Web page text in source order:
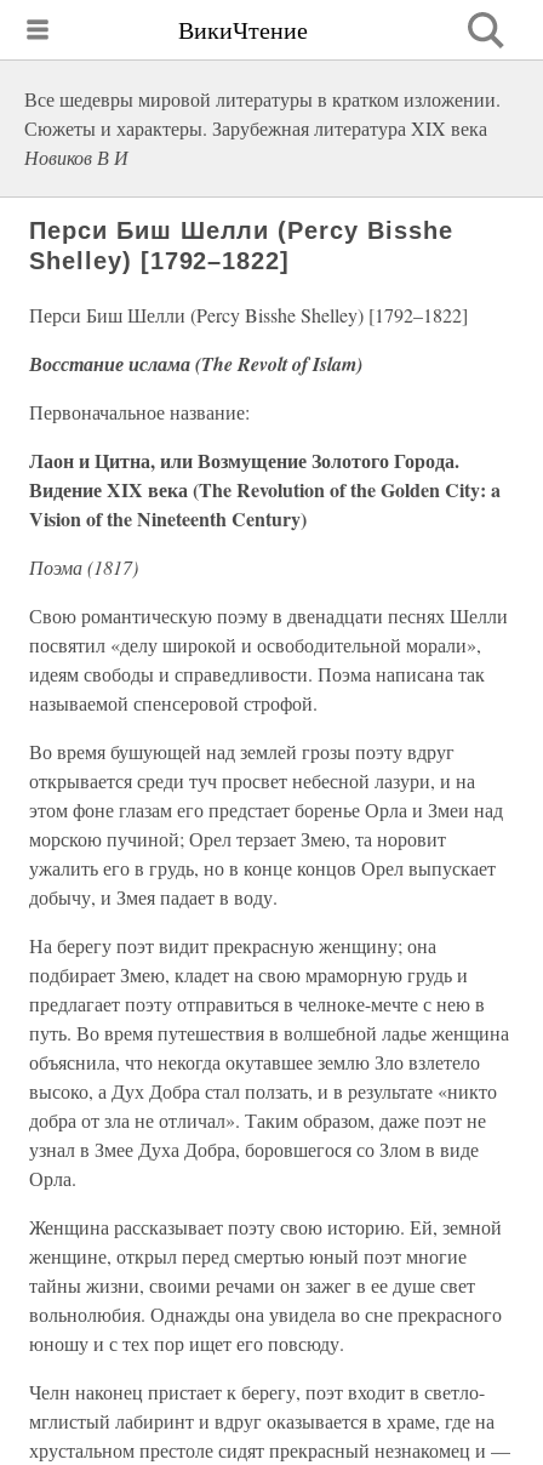
ВикиЧтение
Все шедевры мировой литературы в кратком изложении.
Сюжеты и характеры. Зарубежная литература XIX века
Новиков В И
Перси Биш Шелли (Percy Bisshe
Shelley) [1792–1822]
Перси Биш Шелли (Percy Bisshe Shelley) [1792–1822]
Восстание ислама (The Revolt of Islam)
Первоначальное название:
Лаон и Цитна, или Возмущение Золотого Города.
Видение XIX века (The Revolution of the Golden City: a
Vision of the Nineteenth Century)
Поэма (1817)
Свою романтическую поэму в двенадцати песнях Шелли
посвятил «делу широкой и освободительной морали»,
идеям свободы и справедливости. Поэма написана так
называемой спенсеровой строфой.
Во время бушующей над землей грозы поэту вдруг
открывается среди туч просвет небесной лазури, и на
этом фоне глазам его предстает боренье Орла и Змеи над
морскою пучиной; Орел терзает Змею, та норовит
ужалить его в грудь, но в конце концов Орел выпускает
добычу, и Змея падает в воду.
На берегу поэт видит прекрасную женщину; она
подбирает Змею, кладет на свою мраморную грудь и
предлагает поэту отправиться в челноке-мечте с нею в
путь. Во время путешествия в волшебной ладье женщина
объяснила, что некогда окутавшее землю Зло взлетело
высоко, а Дух Добра стал ползать, и в результате «никто
добра от зла не отличал». Таким образом, даже поэт не
узнал в Змее Духа Добра, боровшегося со Злом в виде
Орла.
Женщина рассказывает поэту свою историю. Ей, земной
женщине, открыл перед смертью юный поэт многие
тайны жизни, своими речами он зажег в ее душе свет
вольнолюбия. Однажды она увидела во сне прекрасного
юношу и с тех пор ищет его повсюду.
Челн наконец пристает к берегу, поэт входит в светло-
мглистый лабиринт и вдруг оказывается в храме, где на
хрустальном престоле сидят прекрасный незнакомец и —